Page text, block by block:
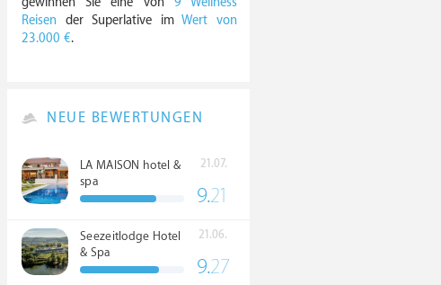
Reisen der Superlative imWert von
23.000 €.
NEUE BEWERTUNGEN
LA MAISON hotel &
spa
21.07.
9.21
Seezeitlodge Hotel
& Spa
21.06.
9.27